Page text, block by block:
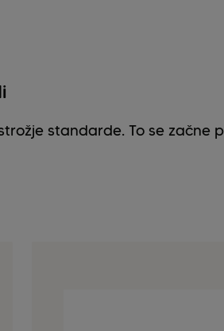
standarde. To se začne